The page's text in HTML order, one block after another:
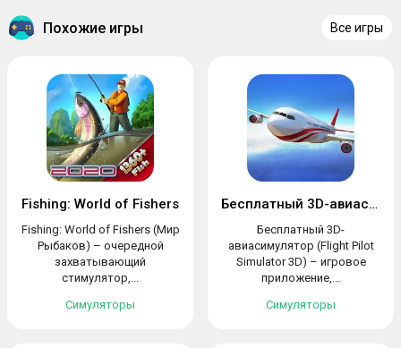
Похожие игры Все игры
Fishing: World of Fishers
Fishing: World of Fishers (Мир
Рыбаков) – очередной
захватывающий
стимулятор,...
Симуляторы
Бесплатный 3D-авиасимулятор
Бесплатный 3D-
авиасимулятор (Flight Pilot
Simulator 3D) – игровое
приложение,...
Симуляторы